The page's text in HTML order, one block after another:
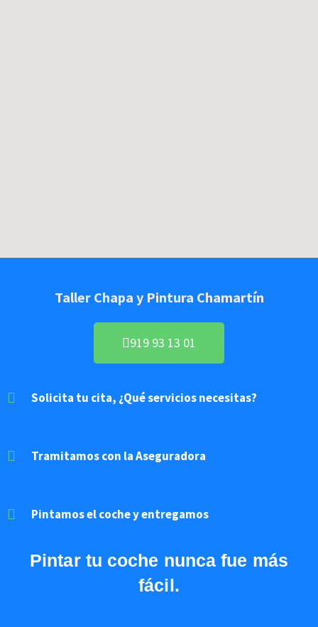
Taller Chapa y Pintura Chamartín
919 93 13 01
Solicita tu cita, ¿Qué servicios necesitas?
Tramitamos con la Aseguradora
Pintamos el coche y entregamos
Pintartu coche nunca fue más
fácil.